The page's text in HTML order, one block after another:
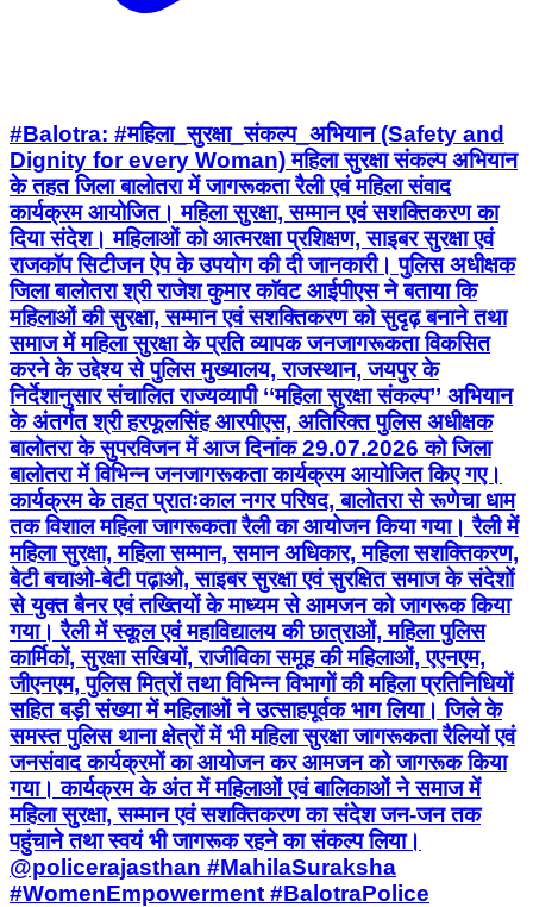
#Balotra: #महिला_सुरक्षा_संकल्प_अभियान (Safety and
Dignity for every Woman) महिला सुरक्षा संकल्प अभियान
के तहत जिला बालोतरा में जागरूकता रैली एवं महिला संवाद
कार्यक्रम आयोजित। महिला सुरक्षा, सम्मान एवं सशक्तिकरण का
दिया संदेश। महिलाओं को आत्मरक्षा प्रशिक्षण, साइबर सुरक्षा एवं
राजकॉप सिटीजन ऐप के उपयोग की दी जानकारी। पुलिस अधीक्षक
जिला बालोतरा श्री राजेश कुमार काॅवट आईपीएस ने बताया कि
महिलाओं की सुरक्षा, सम्मान एवं सशक्तिकरण को सुदृढ़ बनाने तथा
समाज में महिला सुरक्षा के प्रति व्यापक जनजागरूकता विकसित
करने के उद्देश्य से पुलिस मुख्यालय, राजस्थान, जयपुर के
निर्देशानुसार संचालित राज्यव्यापी ‘‘महिला सुरक्षा संकल्प’’ अभियान
के अंतर्गत श्री हरफूलसिंह आरपीएस, अतिरिक्त पुलिस अधीक्षक
बालोतरा के सुपरविजन में आज दिनांक 29.07.2026 को जिला
बालोतरा में विभिन्न जनजागरूकता कार्यक्रम आयोजित किए गए।
कार्यक्रम के तहत प्रातःकाल नगर परिषद, बालोतरा से रूणेचा धाम
तक विशाल महिला जागरूकता रैली का आयोजन किया गया। रैली में
महिला सुरक्षा, महिला सम्मान, समान अधिकार, महिला सशक्तिकरण,
बेटी बचाओ-बेटी पढ़ाओ, साइबर सुरक्षा एवं सुरक्षित समाज के संदेशों
से युक्त बैनर एवं तख्तियों के माध्यम से आमजन को जागरूक किया
गया। रैली में स्कूल एवं महाविद्यालय की छात्राओं, महिला पुलिस
कार्मिकों, सुरक्षा सखियों, राजीविका समूह की महिलाओं, एएनएम,
जीएनएम, पुलिस मित्रों तथा विभिन्न विभागों की महिला प्रतिनिधियों
सहित बड़ी संख्या में महिलाओं ने उत्साहपूर्वक भाग लिया। जिले के
समस्त पुलिस थाना क्षेत्रों में भी महिला सुरक्षा जागरूकता रैलियों एवं
जनसंवाद कार्यक्रमों का आयोजन कर आमजन को जागरूक किया
गया। कार्यक्रम के अंत में महिलाओं एवं बालिकाओं ने समाज में
महिला सुरक्षा, सम्मान एवं सशक्तिकरण का संदेश जन-जन तक
पहुंचाने तथा स्वयं भी जागरूक रहने का संकल्प लिया।
@policerajasthan #MahilaSuraksha
#WomenEmpowerment #BalotraPolice